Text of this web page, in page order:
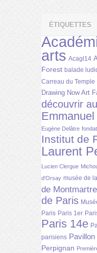
ÉTIQUETTES
arts Acagl14
Forest balade
Carreau du Temple
Drawing Now Art
découvrir
Eugène Delâtre
Institut de
Laurent
Lucien Clergue
d'Orsay musée de
de Montmartre
de Paris
Paris Paris 1er
Paris 14e
parisiens
Perpignan